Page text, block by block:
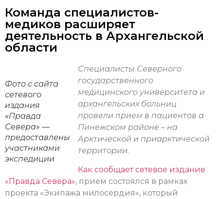
Команда специалистов-
медиков расширяет
деятельность в Архангельской
области
Фото с сайта
сетевого
издания
«Правда
Севера» —
предоставлены
участниками
экспедиции
Специалисты Северного
государственного
медицинского университета и
архангельских больниц
провели прием в пациентов а
Пинежском районе – на
Арктической и приарктической
территории.
Как сообщает сетевое издание
«Правда Севера», прием состоялся в рамках
проекта «Экипажа милосердия», который